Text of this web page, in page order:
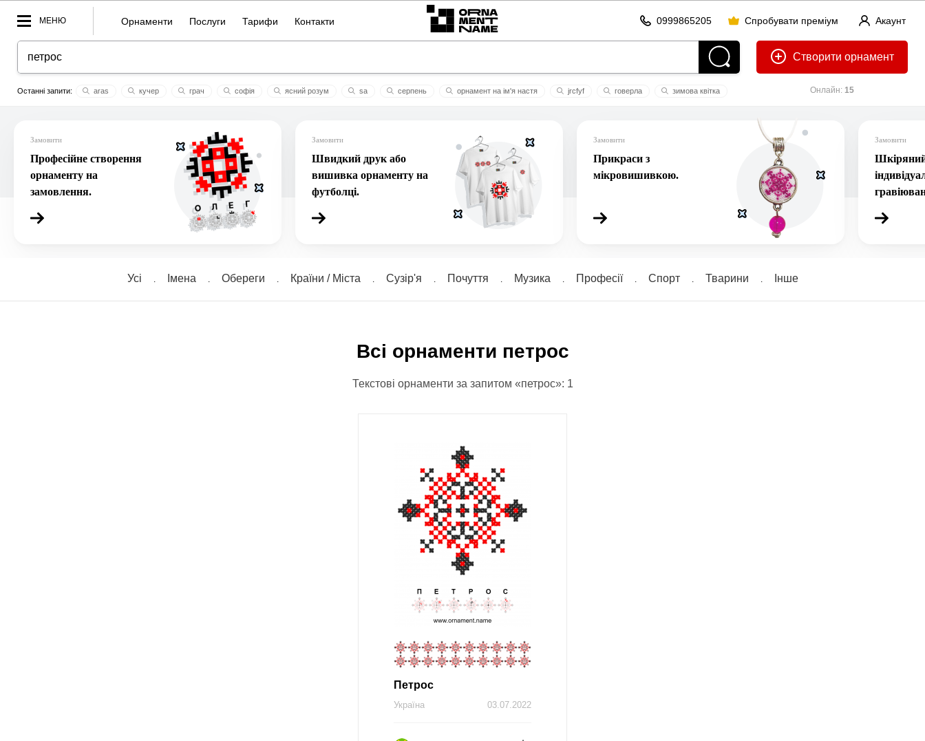
МЕНЮ Орнаменти Послуги Тарифи Контакти Акаунт
0999865205 Спробувати преміум
Створити
Онлайн: 15
aras кучер грач софія ясний розум sa серпень орнамент на ім'я настя jrcfyf говерла
зимова квітка
Замовити
Професійне створення
орнаменту на
замовлення.
Замовити
Швидкий друк або
вишивка орнаменту на
футболці.
Замовити
Прикраси з
мікровишивкою.
Замовити
Шкіряний
Усі Імена Обереги Країни / Міста Сузiр'я Почуття Музика Професії Спорт Тварини Інше
Всі орнаменти петрос
Текстові орнаменти за запитом «петрос»: 1
Петрос
03.07.2022
Україна